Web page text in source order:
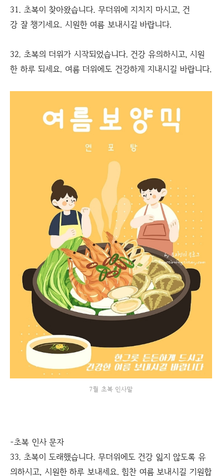
31. 초복이 찾아왔습니다. 무더위에 지치지 마시고, 건
강 잘 챙기세요. 시원한 여름 보내시길 바랍니다.
32. 초복의 더위가 시작되었습니다. 건강 유의하시고, 시원
한 하루 되세요. 여름 더위에도 건강하게 지내시길 바랍니다.
7월 초복 인사말
-초복 인사 문자
33. 초복이 도래했습니다. 무더위에도 건강 잃지 않도록 유
의하시고, 시원한 하루 보내세요. 힘찬 여름 보내시길 기원합